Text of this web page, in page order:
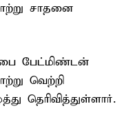
சாதனை
பேட்மிண்டன்
வெற்றி
தெரிவித்துள்ளார்.